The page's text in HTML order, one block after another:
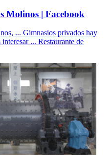
Molinos | Facebook
... Gimnasios privados hay
... Restaurante de